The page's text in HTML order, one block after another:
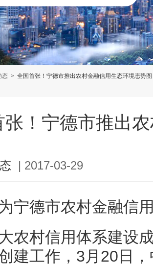
态 > 全国首张！宁德市推出农村金融信用生态环境态势
张！宁德市推出
| 2017-03-29
为宁德市农村金融信
农村信用体系建设
建工作，3月20日